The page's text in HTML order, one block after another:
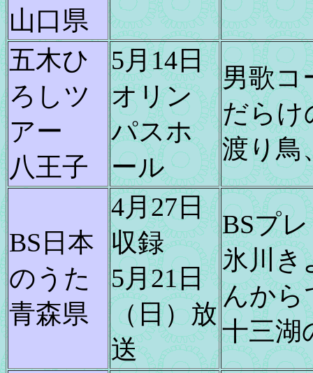
山口県
五木ひ
ろしツ
アー
八王子
5月14日
オリン
パスホ
ール
男歌コ
だらけ
渡り
BS日本
のうた
青森県
4月27日
収録
5月21日
（日）放
送
BSプ
氷川
んから
十三湖